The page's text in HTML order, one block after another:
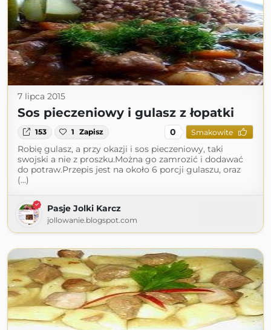
7 lipca 2015
Sos pieczeniowy i gulasz z łopatki
153 1 Zapisz 0 Smakowite
Robię gulasz, a przy okazji i sos pieczeniowy, taki
swojski a nie z proszku.Można go zamrozić i dodawać
do potraw.Przepis jest na około 6 porcji gulaszu, oraz
(...)
Pasje Jolki Karcz
jollowanie.blogspot.com